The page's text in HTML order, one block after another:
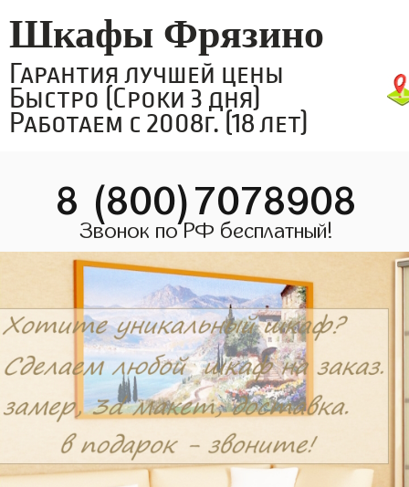
Шкафы Фрязино
Гарантия лучшей цены
Быстро (Сроки 3 дня)
Работаем с 2008г. (18 лет)
8 (800)7078908
Звонок по РФ бесплатный!